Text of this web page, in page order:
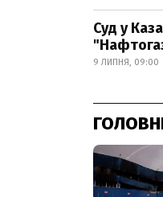
Суд у
9 ЛИПНЯ, 09:00